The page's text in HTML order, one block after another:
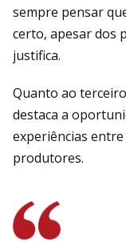
sempre pensar
certo, apesar dos
justifica.
Quanto ao
destaca a
experiências
produtores.